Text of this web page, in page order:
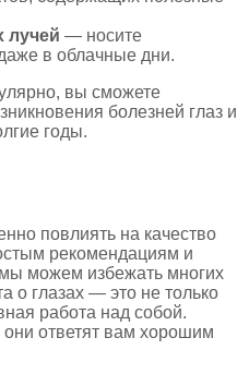
лучей — носите
в облачные дни.
вы сможете
болезней глаз и
годы.
повлиять на качество
рекомендациям и
можем избежать многих
о глазах — это не только
работа над собой.
они ответят вам хорошим